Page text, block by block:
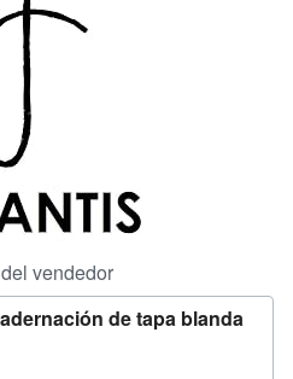
vendedor
de tapa blanda